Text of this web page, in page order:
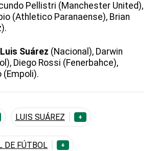
Pellistri (Manchester United),
(Athletico Paranaense), Brian
Luis Suárez (Nacional), Darwin
Diego Rossi (Fenerbahce),
(Empoli).
LUIS SUÁREZ +
DE FÚTBOL +